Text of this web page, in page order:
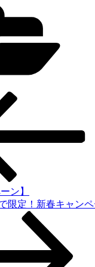
ン】
限定！新春キャンペ